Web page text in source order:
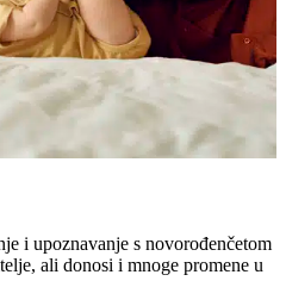
i upoznavanje s novorođenčetom
ali donosi i mnoge promene u